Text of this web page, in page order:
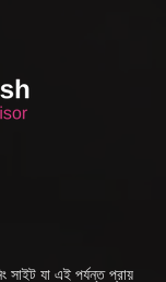
সাইট যা এই পর্যন্ত প্রায়